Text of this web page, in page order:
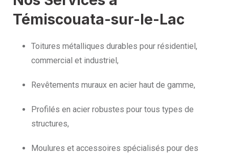
Témiscouata-sur-le-Lac
Toitures métalliques durables pour résidentiel,
commercial et industriel,
Revêtements muraux en acier haut de gamme,
Profilés en acier robustes pour tous types de
structures,
Moulures et accessoires spécialisés pour des